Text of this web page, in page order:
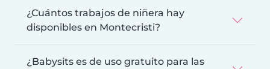
¿Cuántos trabajos de niñera hay
disponibles en Montecristi?
¿Babysits es de uso gratuito para las